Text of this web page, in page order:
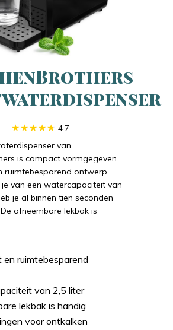
4.7
van
is compact vormgegeven
ruimtebesparend ontwerp.
van een watercapaciteit van
je al binnen tien seconden
afneembare lekbak is
en ruimtebesparend
van 2,5 liter
lekbak is handig
voor ontkalken